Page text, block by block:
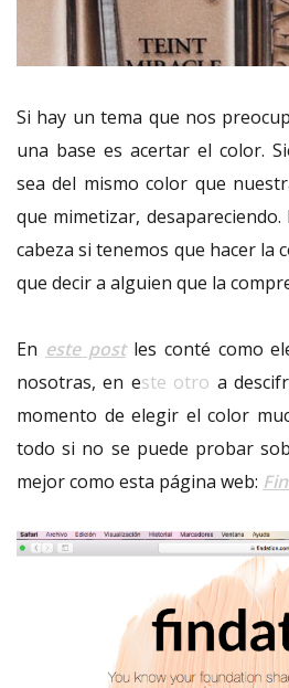
Si hay un tema que nos
una base es acertar el color.
sea del mismo color que
que mimetizar,
cabeza si tenemos que hacer la
que decir a alguien que la
En este postles conté como
nosotras, en este otro a
momento de elegir el color
todo si no se puede probar
mejor como esta página web: